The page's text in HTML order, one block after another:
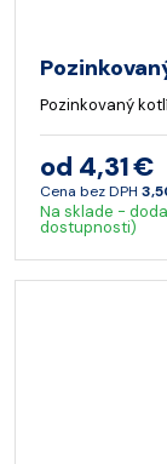
Pozinkovaný
od 4,31 €
Cena bez DPH
Na sklade -
dostupnosti)